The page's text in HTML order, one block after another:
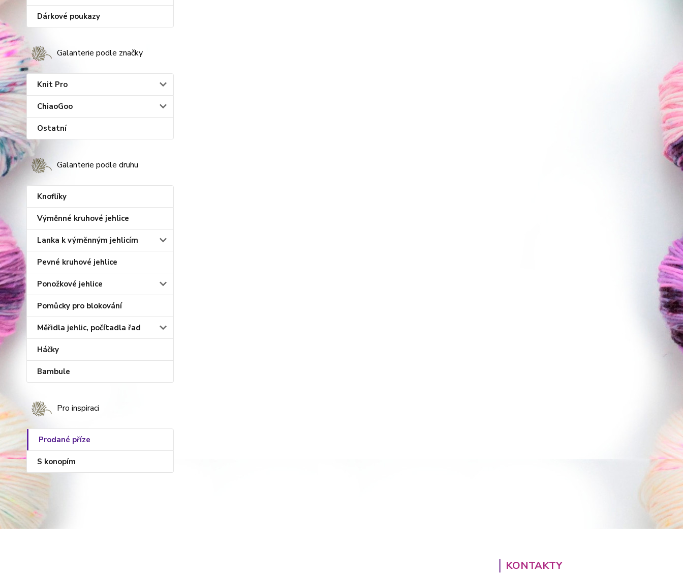
Dárkové poukazy
Galanterie podle značky
Knit Pro
ChiaoGoo
Ostatní
Galanterie podle druhu
Knoflíky
Výměnné kruhové jehlice
Lanka k výměnným jehlicím
Pevné kruhové jehlice
Ponožkové jehlice
Pomůcky pro blokování
Měřidla jehlic, počítadla řad
Háčky
Bambule
Pro inspiraci
Prodané příze
S konopím
KONTAKTY